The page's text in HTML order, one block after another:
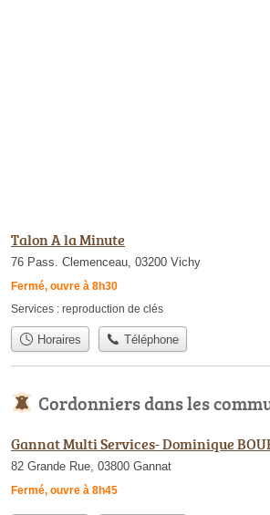
Talon A la Minute
76 Pass. Clemenceau, 03200 Vichy
Fermé, ouvre à 8h30
Services : reproduction de clés
Horaires Téléphone
Cordonniers dans les
Gannat Multi Services- Dominique
82 Grande Rue, 03800 Gannat
Fermé, ouvre à 8h45